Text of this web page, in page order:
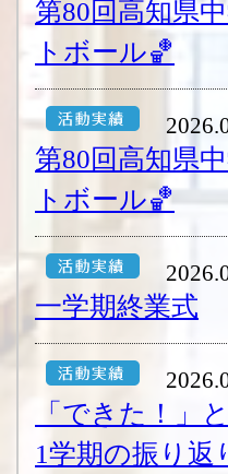
第80回高知県
トボール🏀
第80回高知県
トボール🏀
一学期終業式
「できた！」
1学期の振り返